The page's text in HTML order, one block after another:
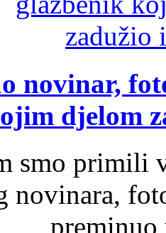
novinar,
djelom
smo primili
novinara,